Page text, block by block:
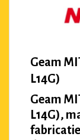
Geam
L14G)
Geam
L14G),